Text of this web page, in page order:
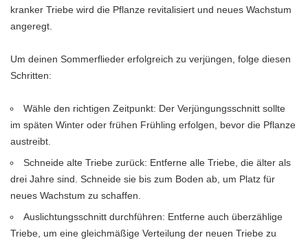
kranker Triebe wird die Pflanze revitalisiert und neues Wachstum
angeregt.
Um deinen Sommerflieder erfolgreich zu verjüngen, folge diesen
Schritten:
Wähle den richtigen Zeitpunkt: Der Verjüngungsschnitt sollte
im späten Winter oder frühen Frühling erfolgen, bevor die Pflanze
austreibt.
Schneide alte Triebe zurück: Entferne alle Triebe, die älter als
drei Jahre sind. Schneide sie bis zum Boden ab, um Platz für
neues Wachstum zu schaffen.
Auslichtungsschnitt durchführen: Entferne auch überzählige
Triebe, um eine gleichmäßige Verteilung der neuen Triebe zu